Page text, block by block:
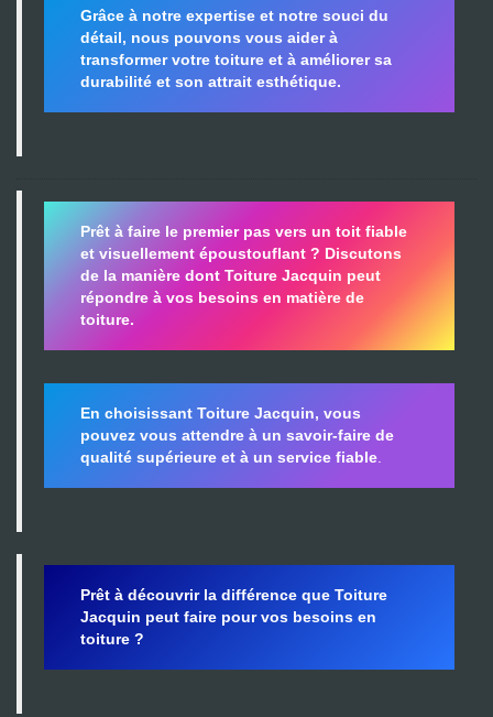
Grâce à notre expertise et notre souci du
détail, nous pouvons vous aider à
transformer votre toiture et à améliorer sa
durabilité et son attrait esthétique.
Prêt à faire le premier pas vers un toit fiable
et visuellement époustouflant ? Discutons
de la manière dont Toiture Jacquin peut
répondre à vos besoins en matière de
toiture.
En choisissant Toiture Jacquin, vous
pouvez vous attendre à un savoir-faire de
qualité supérieure et à un service fiable
Prêt à découvrir la différence que Toiture
Jacquin peut faire pour vos besoins en
toiture ?